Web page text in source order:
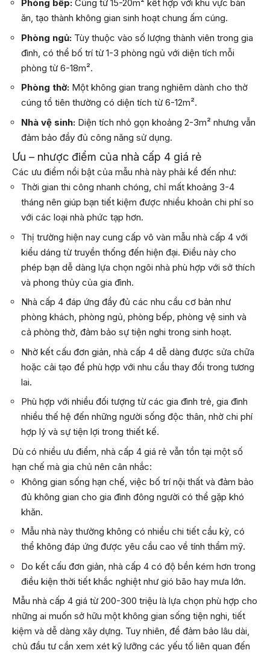
Phòng bếp: Cũng từ 15-20m² kết hợp với khu vực bàn
ăn, tạo thành không gian sinh hoạt chung ấm cúng.
Phòng ngủ: Tùy thuộc vào số lượng thành viên trong gia
đình, có thể bố trí từ 1-3 phòng ngủ với diện tích mỗi
phòng từ 6-18m².
Phòng thờ: Một không gian trang nghiêm dành cho thờ
cúng tổ tiên thường có diện tích từ 6-12m².
Nhà vệ sinh: Diện tích nhỏ gọn khoảng 2-3m² nhưng vẫn
đảm bảo đầy đủ công năng sử dụng.
Ưu – nhược điểm của nhà cấp 4 giá rẻ
Các ưu điểm nổi bật của mẫu nhà này phải kể đến như:
Thời gian thi công nhanh chóng, chỉ mất khoảng 3-4
tháng nên giúp bạn tiết kiệm được nhiều khoản chi phí so
với các loại nhà phức tạp hơn.
Thị trường hiện nay cung cấp vô vàn mẫu nhà cấp 4 với
kiểu dáng từ truyền thống đến hiện đại. Điều này cho
phép bạn dễ dàng lựa chọn ngôi nhà phù hợp với sở thích
và phong thủy của gia đình.
Nhà cấp 4 đáp ứng đầy đủ các nhu cầu cơ bản như
phòng khách, phòng ngủ, phòng bếp, phòng vệ sinh và
cả phòng thờ, đảm bảo sự tiện nghi trong sinh hoạt.
Nhờ kết cấu đơn giản, nhà cấp 4 dễ dàng được sửa chữa
hoặc cải tạo để phù hợp với nhu cầu thay đổi trong tương
lai.
Phù hợp với nhiều đối tượng từ các gia đình trẻ, gia đình
nhiều thế hệ đến những người sống độc thân, nhờ chi phí
hợp lý và sự tiện lợi trong thiết kế.
Dù có nhiều ưu điểm, nhà cấp 4 giá rẻ vẫn tồn tại một số
hạn chế mà gia chủ nên cân nhắc:
Không gian sống hạn chế, việc bố trí nội thất và đảm bảo
đủ không gian cho gia đình đông người có thể gặp khó
khăn.
Mẫu nhà này thường không có nhiều chi tiết cầu kỳ, có
thể không đáp ứng được yêu cầu cao về tính thẩm mỹ.
Do kết cấu đơn giản, nhà cấp 4 có độ bền kém hơn trong
điều kiện thời tiết khắc nghiệt như gió bão hay mưa lớn.
Mẫu nhà cấp 4 giá từ 200-300 triệu là lựa chọn phù hợp cho
những ai muốn sở hữu một không gian sống tiện nghi, tiết
kiệm và dễ dàng xây dựng. Tuy nhiên, để đảm bảo lâu dài,
chủ đầu tư cần xem xét kỹ lưỡng các yếu tố liên quan đến